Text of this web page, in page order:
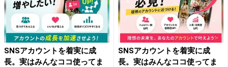
SNSアカウントを着実に成
長。実はみんなココ使ってま
SNSアカウントを着実に成
長。実はみんなココ使ってま